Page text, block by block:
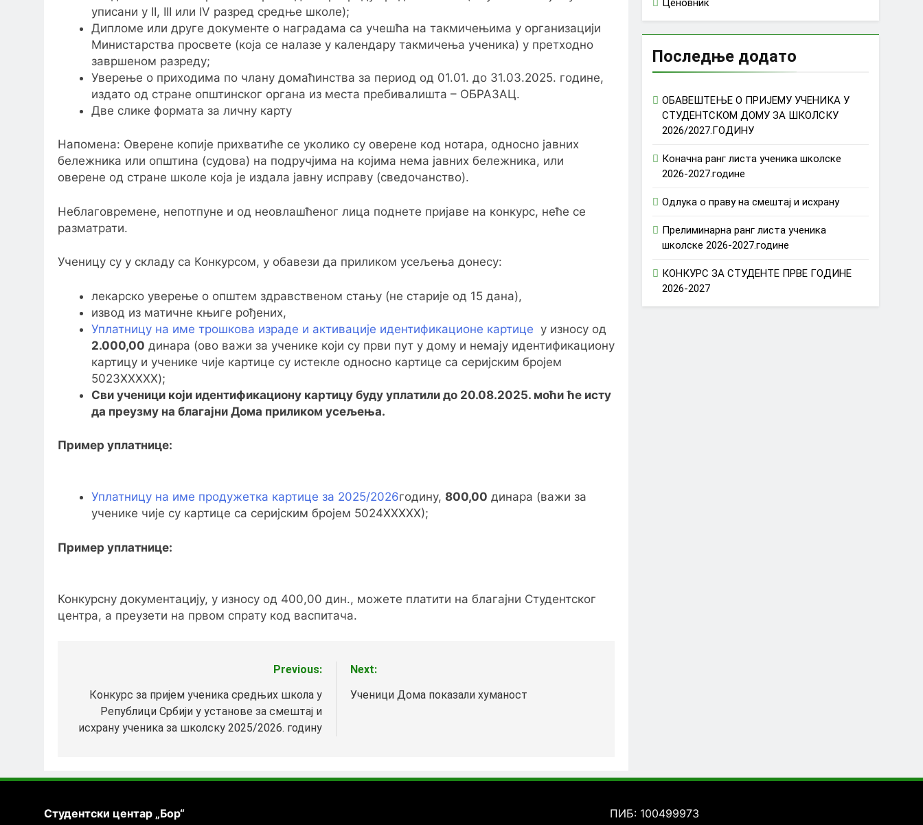
уписани у II, III или IV разред средње школе);
Дипломе или друге документе о наградама са учешћа на такмичењима у организацији
Министарства просвете (која се налазе у календару такмичења ученика) у претходно
завршеном разреду;
Уверење о приходима по члану домаћинства за период од 01.01. до 31.03.2025. године,
издато од стране општинског органа из места пребивалишта – ОБРАЗАЦ.
Две слике формата за личну карту
Напомена: Оверене копије прихватиће се уколико су оверене код нотара, односно јавних
бележника или општина (судова) на подручјима на којима нема јавних бележника, или
оверене од стране школе која је издала јавну исправу (сведочанство).
Неблаговремене, непотпуне и од неовлашћеног лица поднете пријаве на конкурс, неће се
разматрати.
Ученицу су у складу са Конкурсом, у обавези да приликом усељења донесу:
лекарско уверење о општем здравственом стању (не старије од 15 дана),
извод из матичне књиге рођених,
Уплатницу на име трошкова израде и активације идентификационе картице у износу од
2.000,00 динара (ово важи за ученике који су први пут у дому и немају идентификациону
картицу и ученике чије картице су истекле односно картице са серијским бројем
5023XXXXX);
Сви ученици који идентификациону картицу буду уплатили до 20.08.2025. моћи ће исту
да преузму на благајни Дома приликом усељења.
Пример уплатнице:
Уплатницу на име продужетка картице за 2025/2026годину, 800,00 динара (важи за
ученике чије су картице са серијским бројем 5024ХХХХХ);
Пример уплатнице:
Конкурсну документацију, у износу од 400,00 дин., можете платити на благајни Студентског
центра, а преузети на првом спрату код васпитача.
чланка
Previous:
Конкурс за пријем ученика средњих школа у
Републици Србији у установе за смештај и
исхрану ученика за школску 2025/2026. годину
Next:
Ученици Дома показали хуманост
Ценовник
Последње додато
ОБАВЕШТЕЊЕ О ПРИЈЕМУ УЧЕНИКА У
СТУДЕНТСКОМ ДОМУ ЗА ШКОЛСКУ
2026/2027.ГОДИНУ
Коначна ранг листа ученика школске
2026-2027.године
Одлука о праву на смештај и исхрану
Прелиминарна ранг листа ученика
школске 2026-2027.године
КОНКУРС ЗА СТУДЕНТЕ ПРВЕ ГОДИНЕ
2026-2027
Студентски центар „Бор“ ПИБ: 100499973